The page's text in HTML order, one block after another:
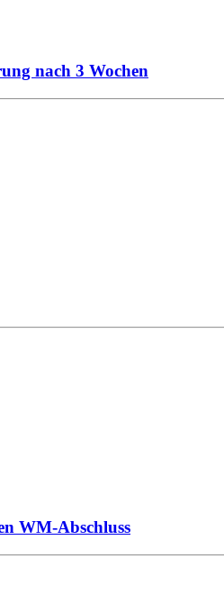
nach 3 Wochen
WM-Abschluss